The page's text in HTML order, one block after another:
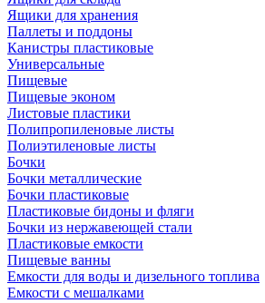
Ящики для хранения
Паллеты и поддоны
Канистры пластиковые
Универсальные
Пищевые
Пищевые эконом
Листовые пластики
Полипропиленовые листы
Полиэтиленовые листы
Бочки
Бочки металлические
Бочки пластиковые
Пластиковые бидоны и фляги
Бочки из нержавеющей стали
Пластиковые емкости
Пищевые ванны
Емкости для воды и дизельного топлива
Емкости с мешалками